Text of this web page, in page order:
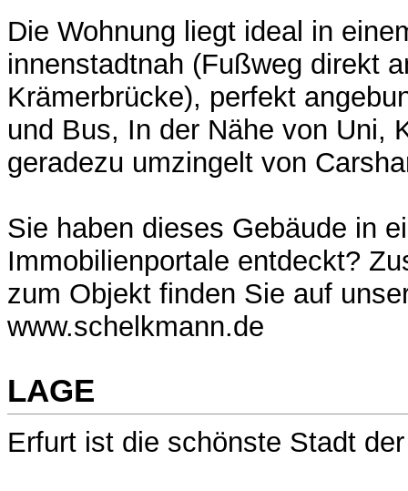
Die Wohnung liegt ideal in
innenstadtnah (Fußweg direkt
Krämerbrücke), perfekt
und Bus, In der Nähe von Uni,
geradezu umzingelt von
Sie haben dieses Gebäude in
Immobilienportale entdeckt?
zum Objekt finden Sie auf
www.schelkmann.de
LAGE
Erfurt ist die schönste Stadt